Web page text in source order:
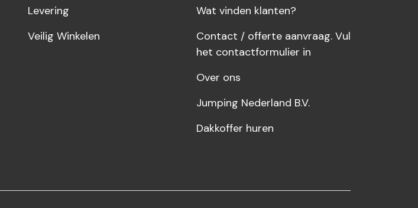
Levering
Veilig Winkelen
Wat vinden klanten?
Contact / offerte aanvraag. Vul
het contactformulier in
Over ons
Jumping Nederland B.V.
Dakkoffer huren